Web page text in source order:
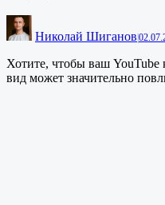
Николай Шиганов
Хотите, чтобы ваш YouTube
вид может значительно